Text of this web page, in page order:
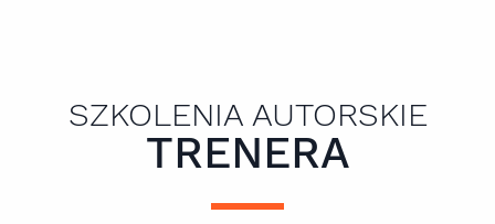
SZKOLENIA AUTORSKIE
TRENERA